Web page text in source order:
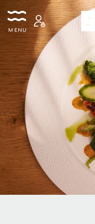
MENU